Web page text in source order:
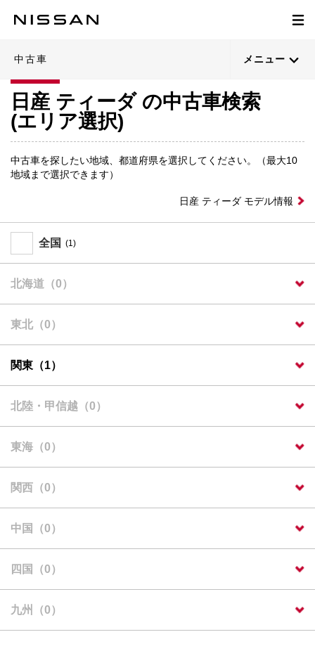
中古車 メニュー
日産 ティーダ の中古車検索
(エリア選択)
中古車を探したい地域、都道府県を選択してください。（最大10
地域まで選択できます）
日産 ティーダ モデル情報
全国 (1)
北海道（0）
東北（0）
関東（1）
北陸・甲信越（0）
東海（0）
関西（0）
中国（0）
四国（0）
九州（0）